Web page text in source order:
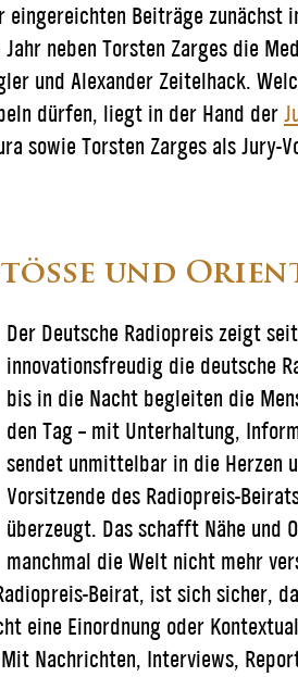
eingereichten Beiträge zunächst
neben Torsten Zarges die
und Alexander Zeitelhack.
dürfen, liegt in der Hand der
sowie Torsten Zarges als
und
Der Deutsche Radiopreis zeigt
innovationsfreudig die deutsche
bis in die Nacht begleiten die
den Tag – mit Unterhaltung,
sendet unmittelbar in die Herzen
Vorsitzende des Radiopreis-
überzeugt. Das schafft Nähe und
manchmal die Welt nicht mehr
Beirat, ist sich sicher,
eine Einordnung oder
Nachrichten, Interviews,